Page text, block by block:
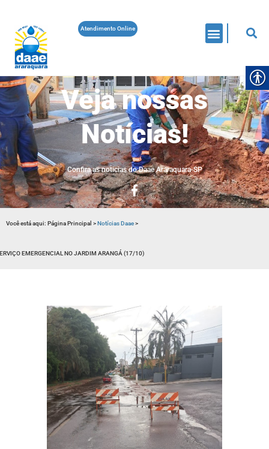
Atendimento Online
Veja nossas
Notícias!
Confira as noticias do Daae Araraquara-SP
Você está aqui: Página Principal >Notícias Daae>
EMERGENCIAL NO JARDIM ARANGÁ (17/10)